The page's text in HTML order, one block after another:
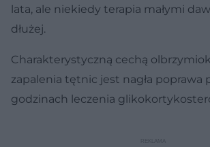
lata, ale niekiedy terapia małymi
dłużej.
Charakterystyczną cechą
zapalenia tętnic jest nagła poprawa
godzinach leczenia